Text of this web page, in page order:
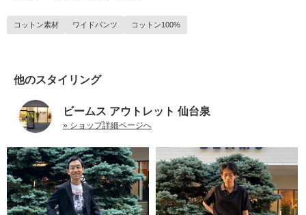
コットン素材 ワイドパンツ コットン100%
他のスタイリング
ビームス アウトレット 仙台泉
» ショップ詳細ページへ